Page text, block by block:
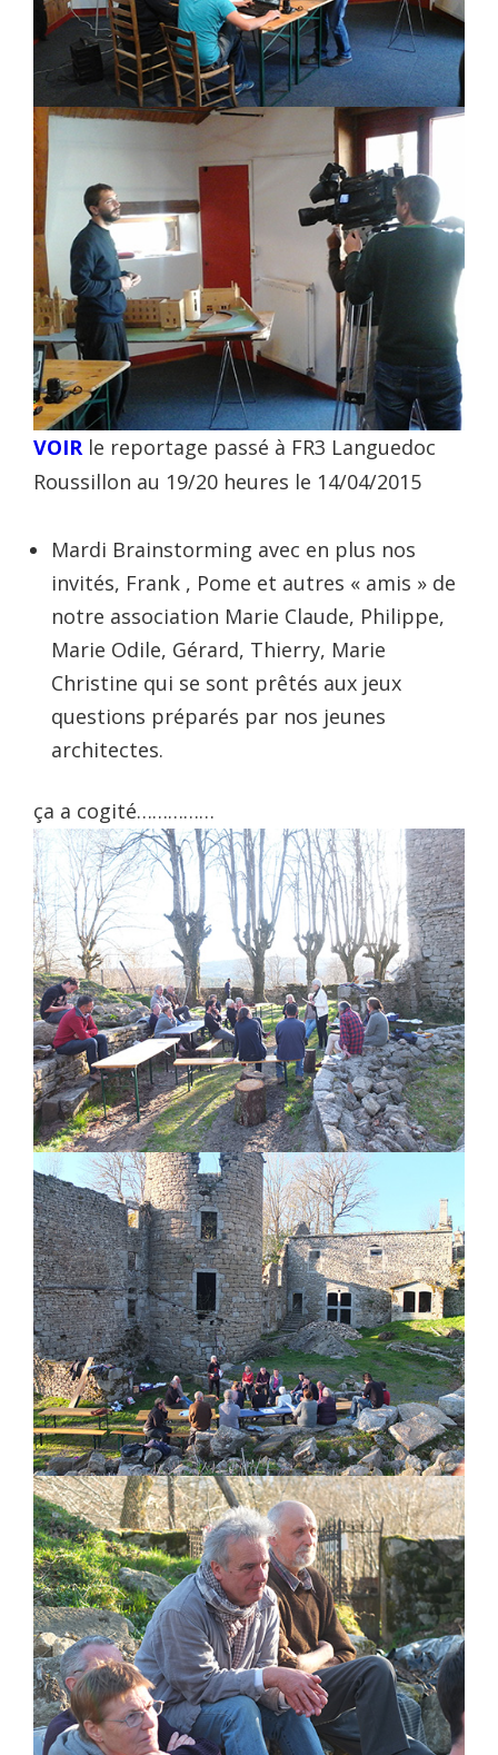
VOIRle reportage passé à FR3 Languedoc
Roussillon au 19/20 heures le 14/04/2015
Mardi Brainstorming avec en plus nos
invités, Frank , Pome et autres « amis » de
notre association Marie Claude, Philippe,
Marie Odile, Gérard, Thierry, Marie
Christine qui se sont prêtés aux jeux
questions préparés par nos jeunes
architectes.
ça a cogité……………